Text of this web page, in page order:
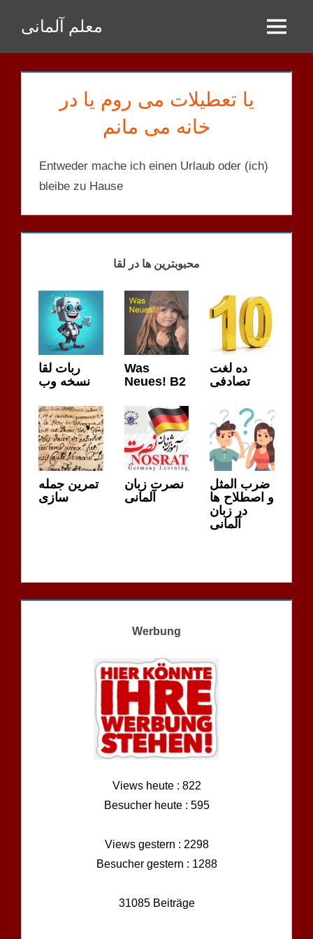
Inhalt
springen
معلم آلمانی Menu
یا تعطیلات می روم یا در
خانه می مانم
Entweder mache ich einen Urlaub oder (ich)
bleibe zu Hause
محبوبترین ها در لقا
ربات لقا
نسخه وب
Was
Neues! B2
ده لغت
تصادفی
تمرین جمله
سازی
نصرت زبان
آلمانی
ضرب المثل
و اصطلاح ها
در زبان
آلمانی
Werbung
Views heute : 822
Besucher heute : 595
Views gestern : 2298
Besucher gestern : 1288
31085 Beiträge